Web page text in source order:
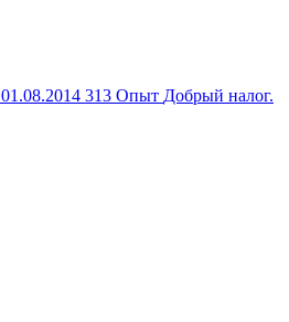
01.08.2014 313 Опыт Добрый налог.